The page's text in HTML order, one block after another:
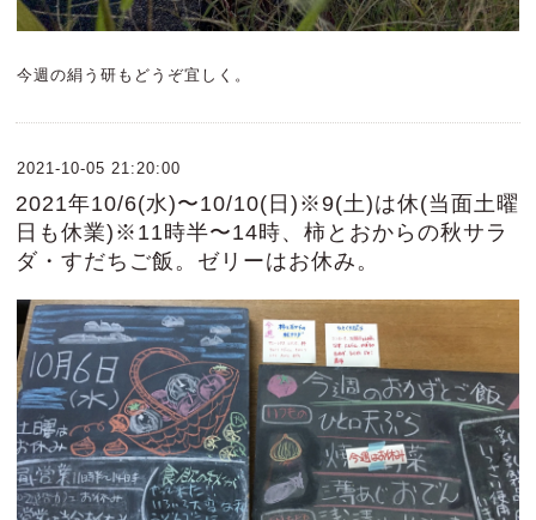
今週の絹う研もどうぞ宜しく。
2021-10-05 21:20:00
2021年10/6(水)〜10/10(日)※9(土)は休(当面土曜
日も休業)※11時半〜14時、柿とおからの秋サラ
ダ・すだちご飯。ゼリーはお休み。